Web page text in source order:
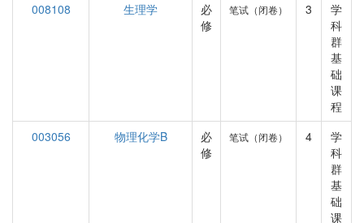
008108
生理学
必
修
笔试（闭卷） 3
学
科
群
基
础
课
程
003056
物理化学B
必
修
笔试（闭卷） 4
学
科
群
基
础
课